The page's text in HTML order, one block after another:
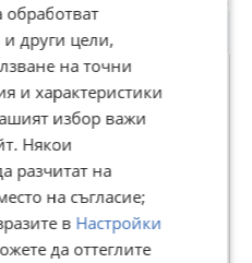
ШОП
октомври 2022г.
днес в 15:45 ч.
и други цели,
на точни
и характеристики
избор важи
Някои
разчитат на
на съгласие;
в Настройки
да оттеглите